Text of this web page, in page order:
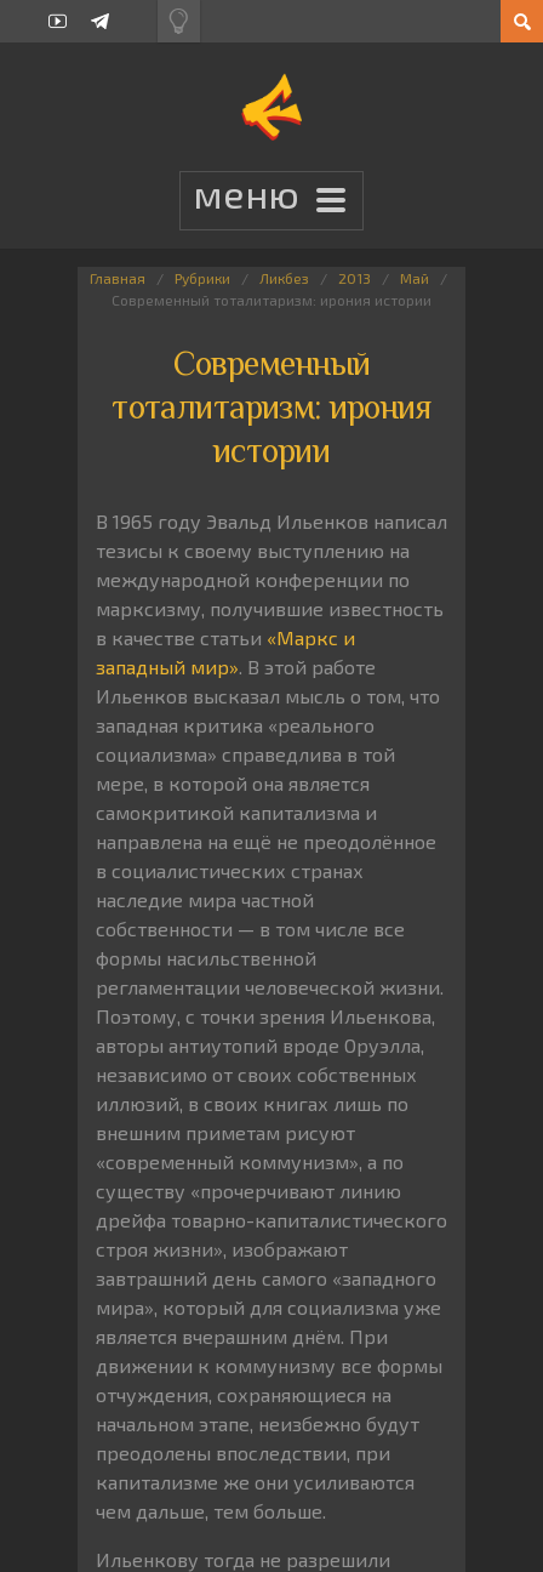
Главная Рубрики Ликбез 2013
Май
Современный тоталитаризм: ирония истории
Современный
тоталитаризм: ирония
истории
В 1965 году Эвальд Ильенков написал
тезисы к своему выступлению на
международной конференции по
марксизму, получившие известность
в качестве статьи «Маркс и
западный мир». В этой работе
Ильенков высказал мысль о том, что
западная критика «реального
социализма» справедлива в той
мере, в которой она является
самокритикой капитализма и
направлена на ещё не преодолённое
в социалистических странах
наследие мира частной
собственности — в том числе все
формы насильственной
регламентации человеческой жизни.
Поэтому, с точки зрения Ильенкова,
авторы антиутопий вроде Оруэлла,
независимо от своих собственных
иллюзий, в своих книгах лишь по
внешним приметам рисуют
«современный коммунизм», а по
существу «прочерчивают линию
дрейфа товарно-капиталистического
строя жизни», изображают
завтрашний день самого «западного
мира», который для социализма уже
является вчерашним днём. При
движении к коммунизму все формы
отчуждения, сохраняющиеся на
начальном этапе, неизбежно будут
преодолены впоследствии, при
капитализме же они усиливаются
чем дальше, тем больше.
Ильенкову тогда не разрешили